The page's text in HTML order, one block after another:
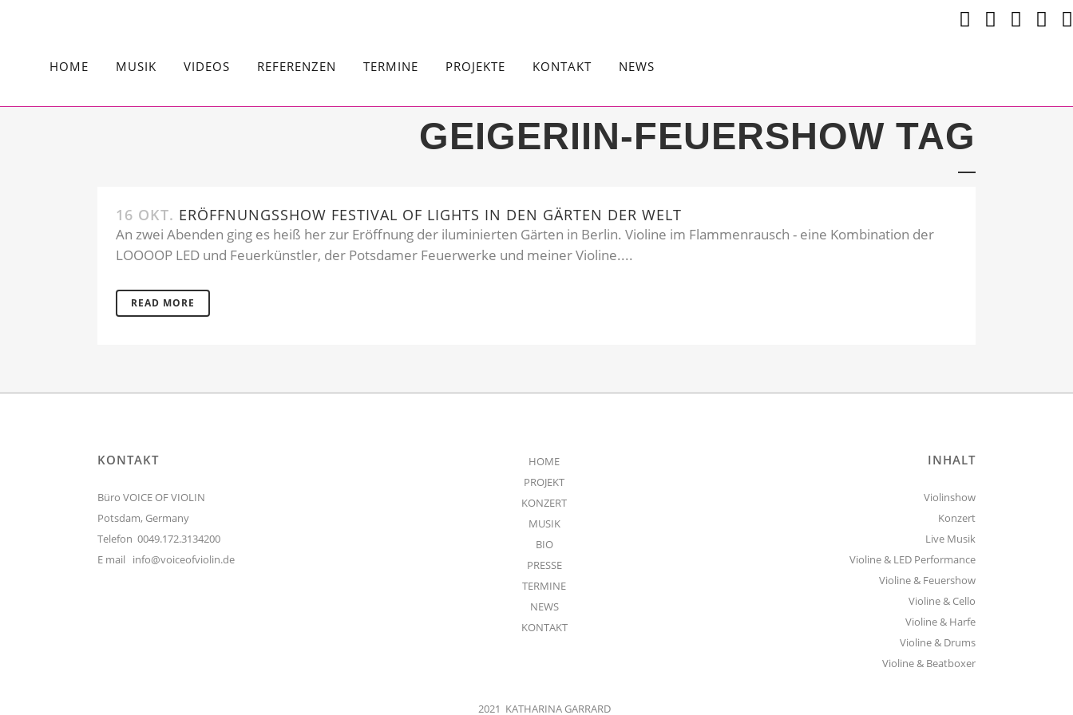
HOME MUSIK VIDEOS REFERENZEN TERMINE PROJEKTE KONTAKT NEWS
GEIGERIIN-FEUERSHOW TAG
16 OKT. ERÖFFNUNGSSHOW FESTIVAL OF LIGHTS IN DEN GÄRTEN DER WELT
An zwei Abenden ging es heiß her zur Eröffnung der iluminierten Gärten in Berlin. Violine im Flammenrausch - eine Kombination der
LOOOOP LED und Feuerkünstler, der Potsdamer Feuerwerke und meiner Violine....
READ MORE
KONTAKT
Büro VOICE OF VIOLIN
Potsdam, Germany
Telefon 0049.172.3134200
E mail info@voiceofviolin.de
HOME
PROJEKT
KONZERT
MUSIK
BIO
PRESSE
TERMINE
NEWS
KONTAKT
2021 KATHARINA GARRARD
INHALT
Violinshow
Konzert
Live Musik
Violine & LED Performance
Violine & Feuershow
Violine & Cello
Violine & Harfe
Violine & Drums
Violine & Beatboxer